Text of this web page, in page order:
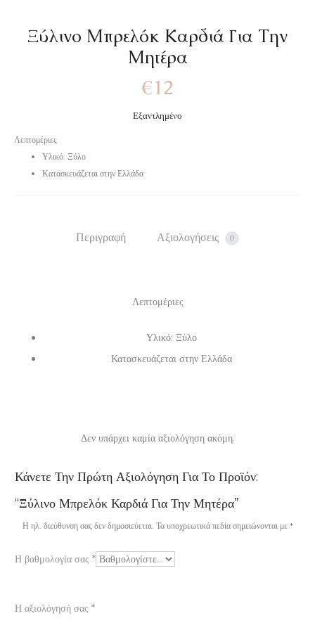
Ξύλινο Μπρελόκ Καρδιά Για Την
Μητέρα
Λεπτομέριες
Υλικό: Ξύλο
Κατασκευάζεται στην Ελλάδα
€12
Εξαντλημένο
Περιγραφή Αξιολογήσεις 0
Λεπτομέριες
Υλικό: Ξύλο
Κατασκευάζεται στην Ελλάδα
Α
ξ
ο
ο
Δεν υπάρχει καμία αξιολόγηση ακόμη.
Κάνετε Την Πρώτη Αξιολόγηση Για Το Προϊόν:
“Ξύλινο Μπρελόκ Καρδιά Για Την Μητέρα”
Η ηλ. διεύθυνση σας δεν δημοσιεύεται. Τα υποχρεωτικά πεδία σημειώνονται με *
Η βαθμολογία σας *
Η αξιολόγησή σας *